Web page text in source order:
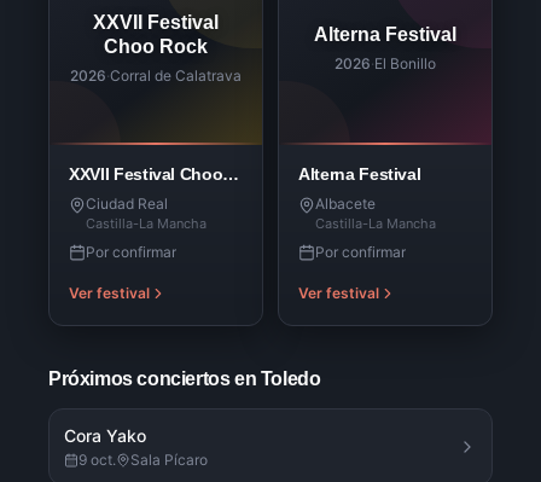
XXVII Festival
Choo Rock
2026·Corral de Calatrava
XXVII Festival Choo Rock
Ciudad Real
Castilla-La Mancha
Por confirmar
Ver festival
Alterna Festival
2026·El Bonillo
Alterna Festival
Albacete
Castilla-La Mancha
Por confirmar
Ver festival
Próximos conciertos en Toledo
Cora Yako
9 oct. Sala Pícaro